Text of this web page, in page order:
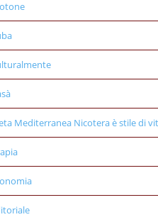
Mediterranea Nicotera è stile di